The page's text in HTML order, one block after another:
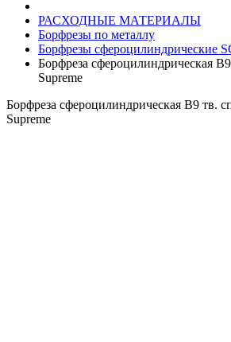
РАСХОДНЫЕ МАТЕРИАЛЫ
Борфрезы по металлу
Борфрезы сфероцилиндрические
Борфреза сфероцилиндрическая
Supreme
Борфреза сфероцилиндрическая B9 тв.
Supreme